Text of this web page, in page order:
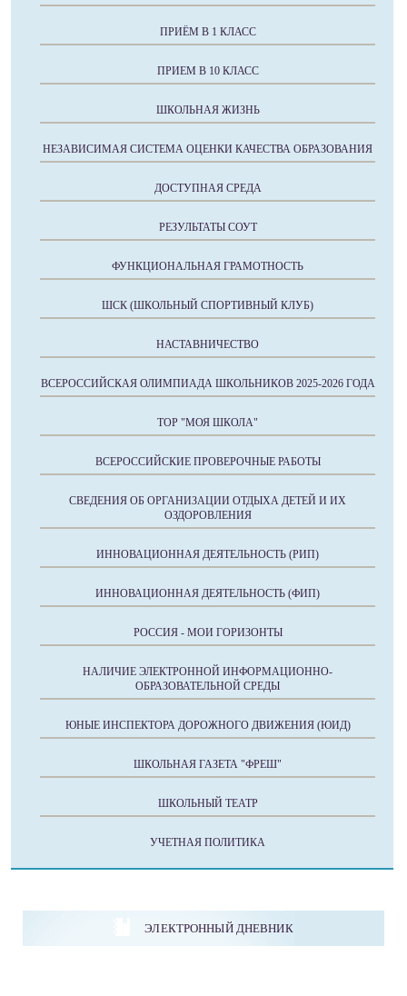
ПРИЁМ В 1 КЛАСС
ПРИЕМ В 10 КЛАСС
ШКОЛЬНАЯ ЖИЗНЬ
НЕЗАВИСИМАЯ СИСТЕМА ОЦЕНКИ КАЧЕСТВА ОБРАЗОВАНИЯ
ДОСТУПНАЯ СРЕДА
РЕЗУЛЬТАТЫ СОУТ
ФУНКЦИОНАЛЬНАЯ ГРАМОТНОСТЬ
ШСК (ШКОЛЬНЫЙ СПОРТИВНЫЙ КЛУБ)
НАСТАВНИЧЕСТВО
ВСЕРОССИЙСКАЯ ОЛИМПИАДА ШКОЛЬНИКОВ 2025-2026 ГОДА
ТОР "МОЯ ШКОЛА"
ВСЕРОССИЙСКИЕ ПРОВЕРОЧНЫЕ РАБОТЫ
СВЕДЕНИЯ ОБ ОРГАНИЗАЦИИ ОТДЫХА ДЕТЕЙ И ИХ
ОЗДОРОВЛЕНИЯ
ИННОВАЦИОННАЯ ДЕЯТЕЛЬНОСТЬ (РИП)
ИННОВАЦИОННАЯ ДЕЯТЕЛЬНОСТЬ (ФИП)
РОССИЯ - МОИ ГОРИЗОНТЫ
НАЛИЧИЕ ЭЛЕКТРОННОЙ ИНФОРМАЦИОННО-
ОБРАЗОВАТЕЛЬНОЙ СРЕДЫ
ЮНЫЕ ИНСПЕКТОРА ДОРОЖНОГО ДВИЖЕНИЯ (ЮИД)
ШКОЛЬНАЯ ГАЗЕТА "ФРЕШ"
ШКОЛЬНЫЙ ТЕАТР
УЧЕТНАЯ ПОЛИТИКА
ЭЛЕКТРОННЫЙ ДНЕВНИК